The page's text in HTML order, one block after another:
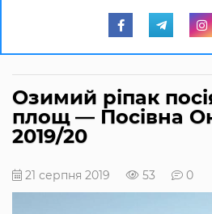
Озимий ріпак
площ — Посівна
2019/20
21 серпня 2019 53 0